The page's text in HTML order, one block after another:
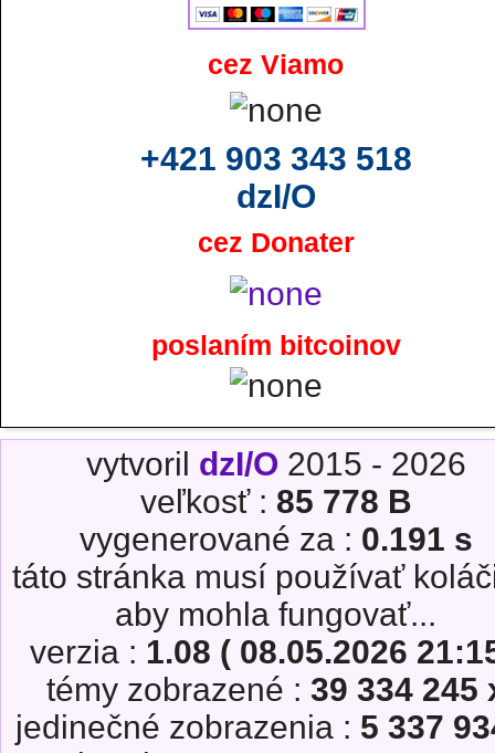
cez Viamo
+421 903 343 518
dzI/O
cez Donater
poslaním bitcoinov
vytvoril dzI/O 2015 - 2026
veľkosť : 85 778 B
vygenerované za : 0.191 s
táto stránka musí používať
aby mohla fungovať...
verzia : 1.08 ( 08.05.2026
témy zobrazené : 39 334 245
jedinečné zobrazenia : 5 337